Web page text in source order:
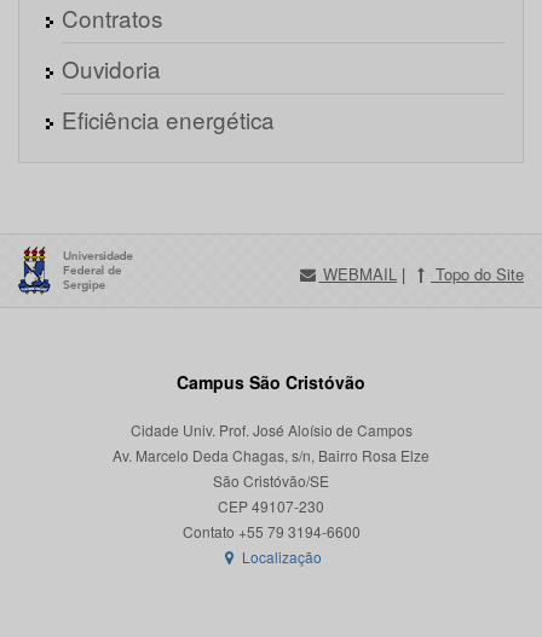
Contratos
Ouvidoria
Eficiência energética
WEBMAIL | Topo do Site
Campus São Cristóvão
Cidade Univ. Prof. José Aloísio de Campos
Av. Marcelo Deda Chagas, s/n, Bairro Rosa Elze
São Cristóvão/SE
CEP 49107-230
Localização